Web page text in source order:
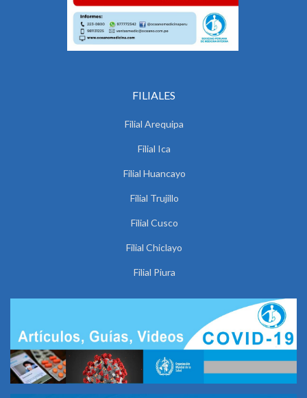
FILIALES
Filial Arequipa
Filial Ica
Filial Huancayo
Filial Trujillo
Filial Cusco
Filial Chiclayo
Filial Piura